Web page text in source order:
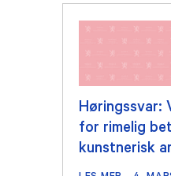
Høringssvar:
for rimelig
kunstnerisk